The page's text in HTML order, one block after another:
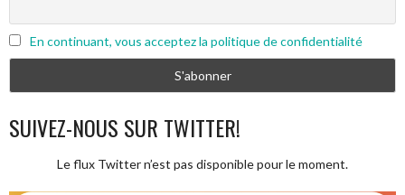
En continuant, vous acceptez la politique de confidentialité
SUIVEZ-NOUS SUR TWITTER!
Le flux Twitter n’est pas disponible pour le moment.